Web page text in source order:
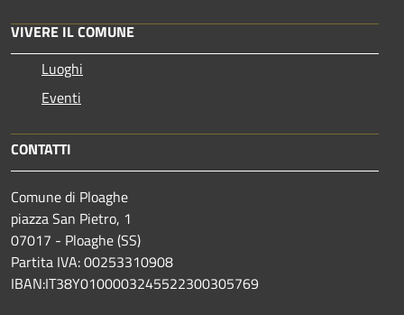
VIVERE IL COMUNE
Luoghi
Eventi
CONTATTI
Comune di Ploaghe
piazza San Pietro, 1
07017 - Ploaghe (SS)
Partita IVA: 00253310908
IBAN:IT38Y0100003245522300305769